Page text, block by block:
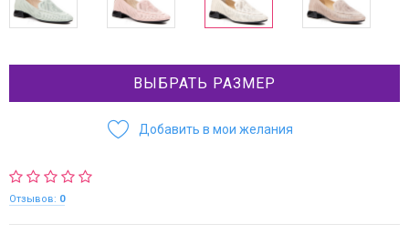
ВЫБРАТЬ РАЗМЕР
Добавить в мои желания
Отзывов: 0